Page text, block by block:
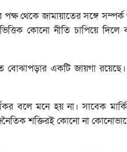
পক্ষ থেকে জামায়াতের সঙ্গে
কোনো নীতি চাপিয়ে দিলে বা
বোঝাপড়ার একটি জায়গা
বলে মনে হয় না। সাবেক
শক্তিরই কোনো না